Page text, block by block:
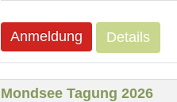
Anmeldung Details
Mondsee Tagung 2026